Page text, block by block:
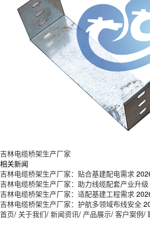
吉林电缆桥架生产厂家
相关新闻
吉林电缆桥架生产厂家：贴合基建配电需求
吉林电缆桥架生产厂家：助力线缆配套产业升级
吉林电缆桥架生产厂家：适配基建工程需求
吉林电缆桥架生产厂家：护航多领域布线安全
首页/ 关于我们/ 新闻资讯/ 产品展示/ 客户案例/